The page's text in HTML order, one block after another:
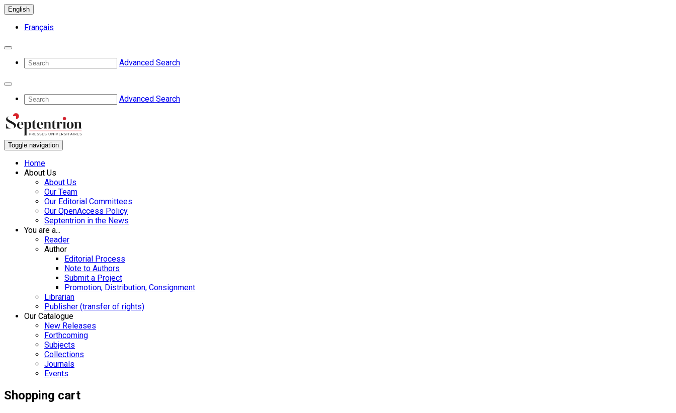
English
Français
Advanced Search
Advanced Search
Toggle navigation
Home
About Us
About Us
Our Team
Our Editorial Committees
Our OpenAccess Policy
Septentrion in the News
You are a...
Reader
Author
Editorial Process
Note to Authors
Submit a Project
Promotion, Distribution, Consignment
Librarian
Publisher (transfer of rights)
Our Catalogue
New Releases
Forthcoming
Subjects
Collections
Journals
Events
Shopping cart